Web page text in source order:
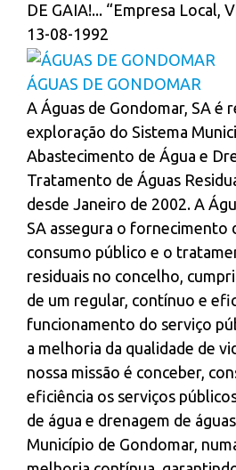
DE GAIA!... “Empresa Local,
13-08-1992
ÁGUAS DE GONDOMAR
A Águas de Gondomar, SA é
exploração do Sistema
Abastecimento de Água e
Tratamento de Águas
desde Janeiro de 2002. A
SA assegura o fornecimento
consumo público e o
residuais no concelho,
de um regular, contínuo e
funcionamento do serviço
a melhoria da qualidade de
nossa missão é conceber,
eficiência os serviços
de água e drenagem de
Município de Gondomar,